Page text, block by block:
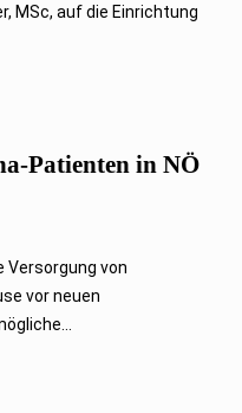
MSc, auf die Einrichtung
Patienten in NÖ
Versorgung von
vor neuen